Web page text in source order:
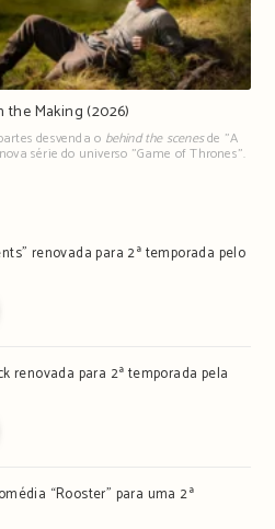
the Making (2026)
desvenda o behind the scenesde "A
série do universo "Game of Thrones".
renovada para 2ª temporada pelo
renovada para 2ª temporada pela
“Rooster” para uma 2ª